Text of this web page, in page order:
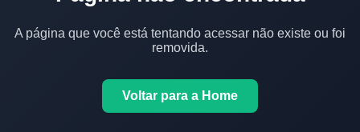
A página que você está tentando acessar não existe ou foi
removida.
Voltar para a Home